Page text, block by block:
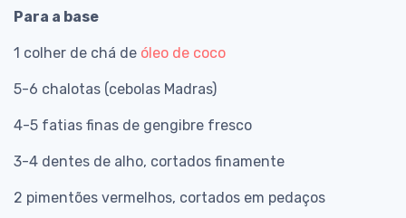
Para a base
1 colher de chá de óleo de coco
5-6 chalotas (cebolas Madras)
4-5 fatias finas de gengibre fresco
3-4 dentes de alho, cortados finamente
2 pimentões vermelhos, cortados em pedaços